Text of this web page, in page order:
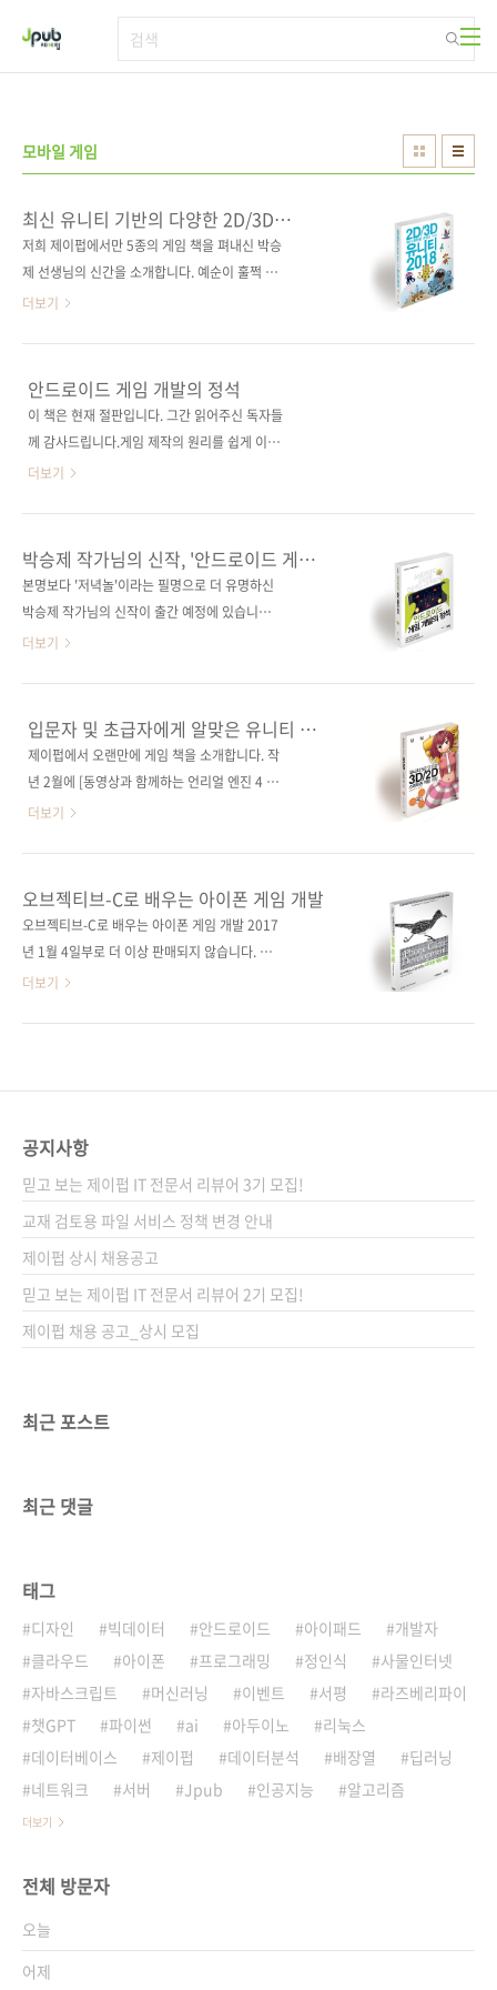
모바일 게임
최신 유니티 기반의 다양한 2D/3D
게임을 만들자!
저희 제이펍에서만 5종의 게임 책을 펴내신 박승
제 선생님의 신간을 소개합니다. 예순이 훌쩍 넘
은 연세임에도 여전히 활발한 강의와 개발을 계
낸 5종의 게임 서적들도 많이 판매되었지만, 이
번에는 최신 유니티 버전인 2018을 기준으로
2D/3D 게임, 특히 최근의 흐름에 맞춰 2D 모바
자분이 찾기를 기대해 봅니다. 앞부분은 게임과
유니티에 대한 기본적인 소개와 책을 따라 하기
Snake, Jumping Owl, Space Adventure,
Sliding Puzzle 게임 프로젝트를 책과 함께 따
라 하며 배울 수 있도록 구성하였..
더보기
안드로이드 게임 개발의 정석
이 책은 현재 절판입니다. 그간 읽어주신 독자들
께 감사드립니다.게임 제작의 원리를 쉽게 이해
하도록 단계별로 구성했다!가장 기본적인 Java
2017년 3월 8일페이지 580쪽시리즈
I♥Mobile 32 (아이러브모바일 32)판 형 46배
판변형(188*245*27)제 본 무선(soft cover)정
(93000)키워드 안드로이드 / 안드로이드 스튜
디오 / 모바일 게임 / Java분 야 게임 프로그래
련 포스트■ 2017/03/03 - [출간전 책소식] -
박승제 작가님의 신작, '안드로이드 게임 개발의
정석' 관련 시..
더보기
박승제 작가님의 신작, '안드로이드 게임
개발의 정석'
본명보다 '저녁놀'이라는 필명으로 더 유명하신
박승제 작가님의 신작이 출간 예정에 있습니다.
박 작가님은 지금까지 20여 종의 다양한 IT 책을
상과 함께하는 언리얼 엔진 4 블루프린트 게임
만들기》, 《실전 유니티 3D 입문과 완성》,
《UNITY 3D로 배우는 실전 게임 개발》, 《실
4종이 있습니다. 척박한 한국의 IT 서적 시장에
서 출간되는 책마다 수천 권의 판매를 보인 베스
책은 《실전 앱 프로젝트 안드로이드 게임 개발
편》의 개정판으로 준비된 책입니다만, 수록된
게임과 내용이 대폭 변경되어 개정판으로 부를
수 없어 제목..
더보기
입문자 및 초급자에게 알맞은 유니티 게임
책
제이펍에서 오랜만에 게임 책을 소개합니다. 작
년 2월에 [동영상과 함께하는 언리얼 엔진 4 블
루프린트 게임 만들기]를 펴낸 후 1년이 지났네
것으로 알고 있습니다. 오늘 소개해드리는 책이
게임 프로그래머에 도전하는 분들, 그리고 아직
프로페셔널한 게임 개발자라고 자평하기 어려운
에서는 작년 7월 말에 출간되었는데, 현재까지도
유니티 게임 서적 중 1~2위를 다툴 만큼 인기가
하느..
더보기
오브젝티브-C로 배우는 아이폰 게임 개발
오브젝티브-C로 배우는 아이폰 게임 개발 2017
년 1월 4일부로 더 이상 판매되지 않습니다. 출
판사 제이펍 원출판사 O'Reilly (원서 ISBN
188*245 제 본 반양장(Soft Cover) 정 가
호: 13560 시리즈 I♥Mobile 01 (아이러브모바
일 01) 분 야 모바일 프로그래밍 / 아이폰 / 게임
프로그래밍 관련 사이트 아마존 원서 소개 페..
더보기
공지사항
믿고 보는 제이펍 IT 전문서 리뷰어 3기 모집!
교재 검토용 파일 서비스 정책 변경 안내
제이펍 상시 채용공고
믿고 보는 제이펍 IT 전문서 리뷰어 2기 모집!
제이펍 채용 공고_상시 모집
최근 포스트
최근 댓글
태그
디자인 빅데이터 안드로이드 아이패드
개발자
클라우드
아이폰 프로그래밍 정인식
사물인터넷
자바스크립트
머신러닝 이벤트 서평
라즈베리파이
챗GPT
파이썬 ai 아두이노
리눅스
데이터베이스
제이펍 데이터분석 배장열
딥러닝
네트워크
서버 Jpub 인공지능 알고리즘
더보기
전체 방문자
오늘
어제